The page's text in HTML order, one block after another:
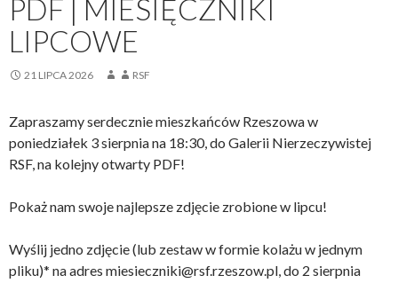
PDF | MIESIĘCZNIKI
LIPCOWE
21 LIPCA 2026 RSF
Zapraszamy serdecznie mieszkańców Rzeszowa w
poniedziałek 3 sierpnia na 18:30, do Galerii Nierzeczywistej
RSF, na kolejny otwarty PDF!
Pokaż nam swoje najlepsze zdjęcie zrobione w lipcu!
Wyślij jedno zdjęcie (lub zestaw w formie kolażu w jednym
pliku)* na adres miesieczniki@rsf.rzeszow.pl, do 2 sierpnia